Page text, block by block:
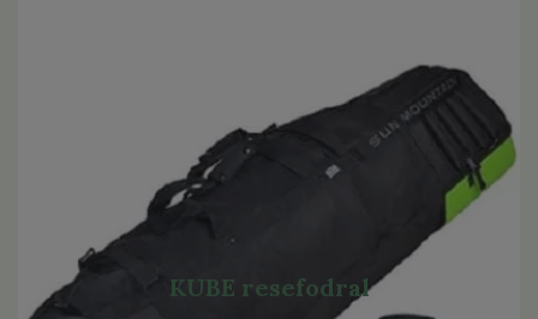
KUBE resefodral